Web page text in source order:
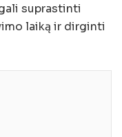
suprastinti
laiką ir dirginti